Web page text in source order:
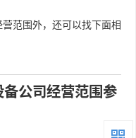
范围外，还可以找下面相
公司经营范围参